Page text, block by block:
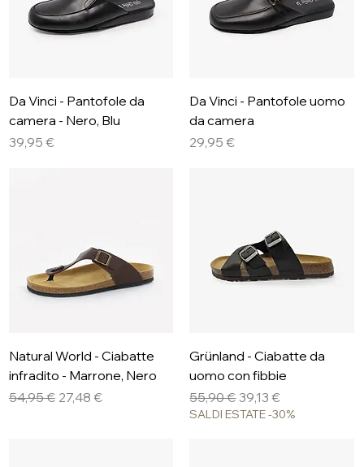
Da Vinci - Pantofole da
camera - Nero, Blu
Prezzo
39,95 €
Da Vinci - Pantofole uomo
da camera
Prezzo
29,95 €
Natural World - Ciabatte
infradito - Marrone, Nero
Prezzo regolare
54,95 € Prezzo scontato
27,48 €
Grünland - Ciabatte da
uomo con fibbie
Prezzo regolare
55,90 €Prezzo scontato
39,13 €
SALDI ESTATE -30%